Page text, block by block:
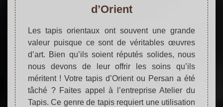
d’Orient
Les tapis orientaux ont souvent une grande
valeur puisque ce sont de véritables œuvres
d’art. Bien qu’ils soient réputés solides, nous
nous devons de leur offrir les soins qu’ils
méritent ! Votre tapis d’Orient ou Persan a été
tâché ? Faites appel à l’entreprise Atelier du
Tapis. Ce genre de tapis requiert une utilisation